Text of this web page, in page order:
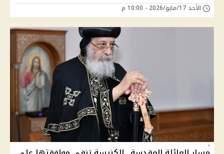
الأحد 17/مايو/2026 - 10:00 م